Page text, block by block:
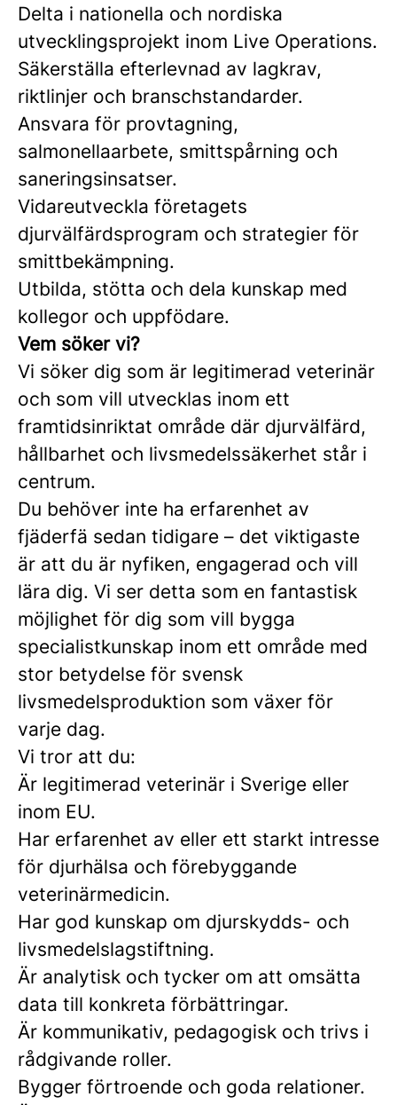
Delta i nationella och nordiska
utvecklingsprojekt inom Live Operations.
Säkerställa efterlevnad av lagkrav,
riktlinjer och branschstandarder.
Ansvara för provtagning,
salmonellaarbete, smittspårning och
saneringsinsatser.
Vidareutveckla företagets
djurvälfärdsprogram och strategier för
smittbekämpning.
Utbilda, stötta och dela kunskap med
kollegor och uppfödare.
Vem söker vi?
Vi söker dig som är legitimerad veterinär
och som vill utvecklas inom ett
framtidsinriktat område där djurvälfärd,
hållbarhet och livsmedelssäkerhet står i
centrum.
Du behöver inte ha erfarenhet av
fjäderfä sedan tidigare – det viktigaste
är att du är nyfiken, engagerad och vill
lära dig. Vi ser detta som en fantastisk
möjlighet för dig som vill bygga
specialistkunskap inom ett område med
stor betydelse för svensk
livsmedelsproduktion som växer för
varje dag.
Vi tror att du:
Är legitimerad veterinär i Sverige eller
inom EU.
Har erfarenhet av eller ett starkt intresse
för djurhälsa och förebyggande
veterinärmedicin.
Har god kunskap om djurskydds- och
livsmedelslagstiftning.
Är analytisk och tycker om att omsätta
data till konkreta förbättringar.
Är kommunikativ, pedagogisk och trivs i
rådgivande roller.
Bygger förtroende och goda relationer.